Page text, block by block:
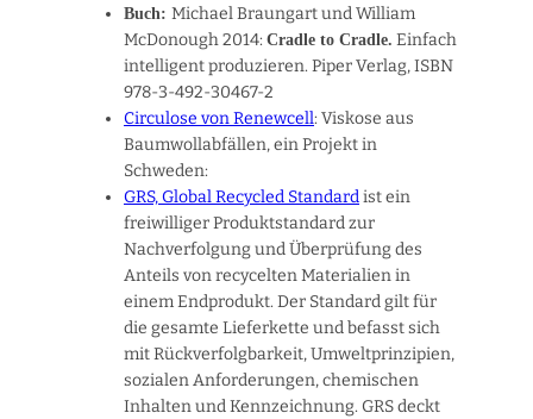
Buch: Michael Braungart und William
McDonough 2014: Cradle to Cradle. Einfach
intelligent produzieren. Piper Verlag, ISBN
978-3-492-30467-2
Circulose von Renewcell: Viskose aus
Baumwollabfällen, ein Projekt in
Schweden:
GRS, Global Recycled Standardist ein
freiwilliger Produktstandard zur
Nachverfolgung und Überprüfung des
Anteils von recycelten Materialien in
einem Endprodukt. Der Standard gilt für
die gesamte Lieferkette und befasst sich
mit Rückverfolgbarkeit, Umweltprinzipien,
sozialen Anforderungen, chemischen
Inhalten und Kennzeichnung. GRS deckt